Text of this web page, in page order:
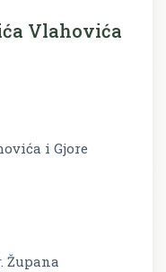
Vlahovića
i Gjore
Župana